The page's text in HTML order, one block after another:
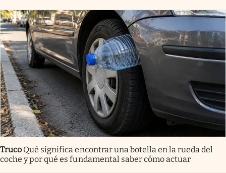
Truco Qué significa encontrar una botella en la rueda del
coche y por qué es fundamental saber cómo actuar